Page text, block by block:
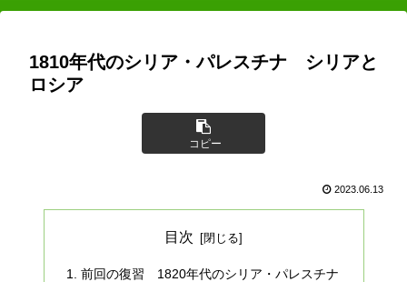
1810年代のシリア・パレスチナ シリアと
ロシア
コピー
2023.06.13
目次
前回の復習 1820年代のシリア・パレスチナ